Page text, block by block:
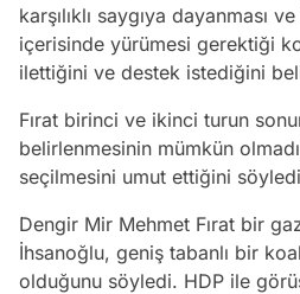
karşılıklı saygıya dayanması
içerisinde yürümesi gerektiği
ilettiğini ve destek istediğini
Fırat birinci ve ikinci turun
belirlenmesinin mümkün
seçilmesini umut ettiğini
Dengir Mir Mehmet Fırat bir
İhsanoğlu, geniş tabanlı bir
olduğunu söyledi. HDP ile